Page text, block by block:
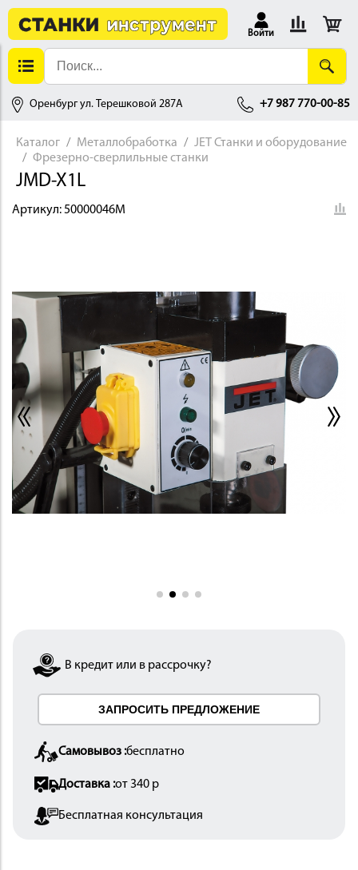
Войти
Оренбург ул. Терешковой 287А +7 987 770-00-85
ДЕРЕВООБРАБОТКА
ИНСТРУМЕНТ
Каталог Металлобработка
JET Станки и оборудование
Фрезерно-сверлильные станки
JMD-X1L
Артикул:50000046M
В кредит или в рассрочку?
ЗАПРОСИТЬ ПРЕДЛОЖЕНИЕ
Самовывоз :бесплатно
Доставка :от 340 р
Бесплатная консультация